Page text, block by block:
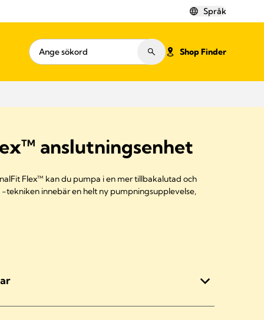
Språk
Shop Finder
anslutningsenhet
Flex™ kan du pumpa i en mer tillbakalutad och
tekniken innebär en helt ny pumpningsupplevelse,